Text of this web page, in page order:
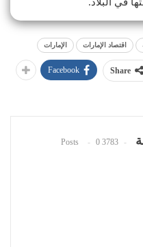
اقتصاد الإمارات الإمارات
Share
Facebook
3783 Posts
0